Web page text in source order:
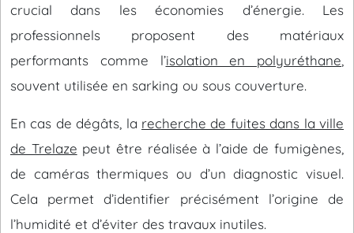
crucial dans les économies d’énergie. Les
professionnels proposent des matériaux
performants comme l’isolation en polyuréthane
souvent utilisée en sarking ou sous couverture.
En cas de dégâts, la recherche de fuites dans la ville
de Trelaze peut être réalisée à l’aide de fumigènes,
de caméras thermiques ou d’un diagnostic visuel.
Cela permet d’identifier précisément l’origine de
l’humidité et d’éviter des travaux inutiles.